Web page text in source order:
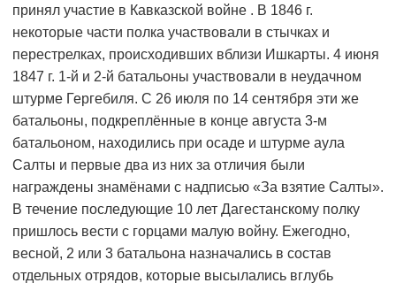
принял участие в Кавказской войне . В 1846 г.
некоторые части полка участвовали в стычках и
перестрелках, происходивших вблизи Ишкарты. 4 июня
1847 г. 1-й и 2-й батальоны участвовали в неудачном
штурме Гергебиля. С 26 июля по 14 сентября эти же
батальоны, подкреплённые в конце августа 3-м
батальоном, находились при осаде и штурме аула
Салты и первые два из них за отличия были
награждены знамёнами с надписью «За взятие Салты».
В течение последующие 10 лет Дагестанскому полку
пришлось вести с горцами малую войну. Ежегодно,
весной, 2 или 3 батальона назначались в состав
отдельных отрядов, которые высылались вглубь